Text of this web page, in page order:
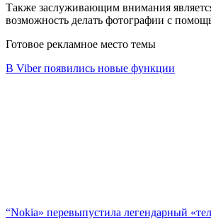
Также заслуживающим внимания
возможность делать фотографии с
Готовое рекламное место темы
В Viber появились новые функции
“Nokia» перевыпустила легендарный